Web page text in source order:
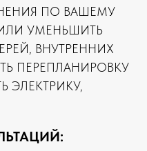
ПО ВАШЕМУ
УМЕНЬШИТЬ
ВНУТРЕННИХ
ПЕРЕПЛАНИРОВКУ
ЭЛЕКТРИКУ,